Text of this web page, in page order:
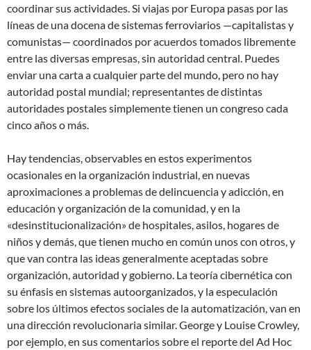
coordinar sus actividades. Si viajas por Europa pasas por las
líneas de una docena de sistemas ferroviarios —capitalistas y
comunistas— coordinados por acuerdos tomados libremente
entre las diversas empresas, sin autoridad central. Puedes
enviar una carta a cualquier parte del mundo, pero no hay
autoridad postal mundial; representantes de distintas
autoridades postales simplemente tienen un congreso cada
cinco años o más.
Hay tendencias, observables en estos experimentos
ocasionales en la organización industrial, en nuevas
aproximaciones a problemas de delincuencia y adicción, en
educación y organización de la comunidad, y en la
«desinstitucionalización» de hospitales, asilos, hogares de
niños y demás, que tienen mucho en común unos con otros, y
que van contra las ideas generalmente aceptadas sobre
organización, autoridad y gobierno. La teoría cibernética con
su énfasis en sistemas autoorganizados, y la especulación
sobre los últimos efectos sociales de la automatización, van en
una dirección revolucionaria similar. George y Louise Crowley,
por ejemplo, en sus comentarios sobre el reporte del Ad Hoc